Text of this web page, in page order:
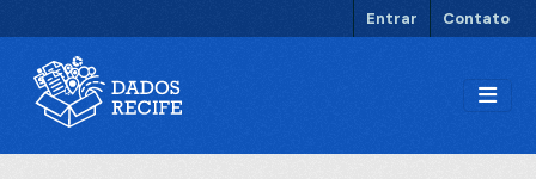
Entrar Contato